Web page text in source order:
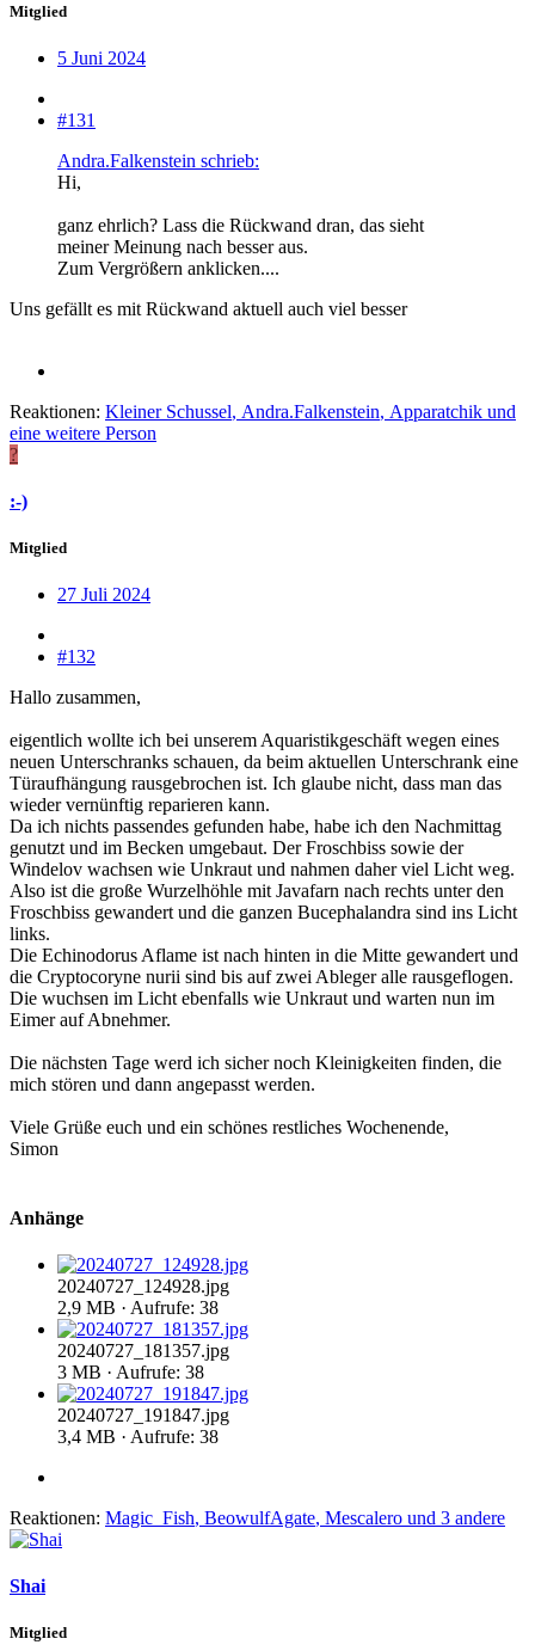
Mitglied
5 Juni 2024
#131
Andra.Falkenstein schrieb:
Hi,
ganz ehrlich? Lass die Rückwand dran, das sieht
meiner Meinung nach besser aus.
Zum Vergrößern anklicken....
Uns gefällt es mit Rückwand aktuell auch viel besser
Reaktionen: Kleiner Schussel, Andra.Falkenstein, Apparatchik und
eine weitere Person
?
:-)
Mitglied
27 Juli 2024
#132
Hallo zusammen,
eigentlich wollte ich bei unserem Aquaristikgeschäft wegen eines
neuen Unterschranks schauen, da beim aktuellen Unterschrank eine
Türaufhängung rausgebrochen ist. Ich glaube nicht, dass man das
wieder vernünftig reparieren kann.
Da ich nichts passendes gefunden habe, habe ich den Nachmittag
genutzt und im Becken umgebaut. Der Froschbiss sowie der
Windelov wachsen wie Unkraut und nahmen daher viel Licht weg.
Also ist die große Wurzelhöhle mit Javafarn nach rechts unter den
Froschbiss gewandert und die ganzen Bucephalandra sind ins Licht
links.
Die Echinodorus Aflame ist nach hinten in die Mitte gewandert und
die Cryptocoryne nurii sind bis auf zwei Ableger alle rausgeflogen.
Die wuchsen im Licht ebenfalls wie Unkraut und warten nun im
Eimer auf Abnehmer.
Die nächsten Tage werd ich sicher noch Kleinigkeiten finden, die
mich stören und dann angepasst werden.
Viele Grüße euch und ein schönes restliches Wochenende,
Simon
Anhänge
20240727_124928.jpg
2,9 MB · Aufrufe: 38
20240727_181357.jpg
3 MB · Aufrufe: 38
20240727_191847.jpg
3,4 MB · Aufrufe: 38
Reaktionen: Magic_Fish, BeowulfAgate, Mescalero und 3 andere
Shai
Mitglied